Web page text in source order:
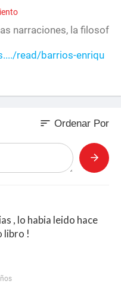
narraciones, la filosof
read/barrios-enriqu
sort Ordenar Por
, lo habia leido hace
libro !